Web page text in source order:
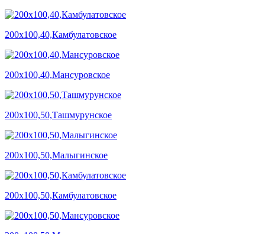
200х100,40,Камбулатовское
200х100,40,Мансуровское
200х100,50,Ташмурунское
200х100,50,Малыгинское
200х100,50,Камбулатовское